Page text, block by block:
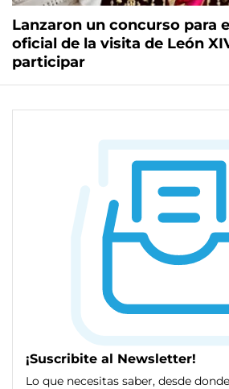
Lanzaron un concurso para
oficial de la visita de León
participar
¡Suscribite al Newsletter!
Lo que necesitas saber, desde